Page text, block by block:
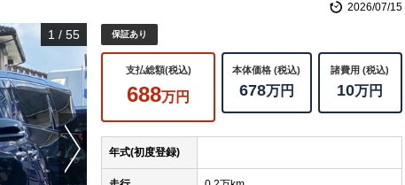
2026/07/15
Next
1 / 55 保証あり
支払総額(税込)
688万円
本体価格 (税込)
678万円
諸費用 (税込)
10万円
年式(初度登録)